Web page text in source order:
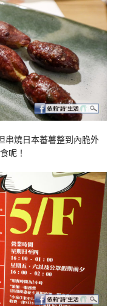
串燒日本蕃薯整到內脆外
呢！